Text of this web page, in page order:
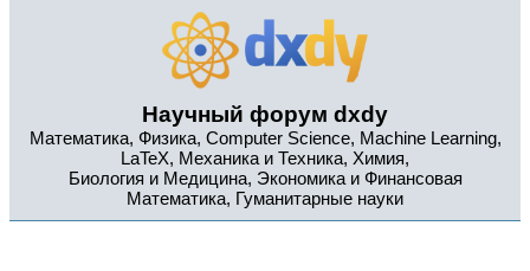
Научный форум dxdy
Математика, Физика, Computer Science, Machine Learning,
LaTeX, Механика и Техника, Химия,
Биология и Медицина, Экономика и Финансовая
Математика, Гуманитарные науки